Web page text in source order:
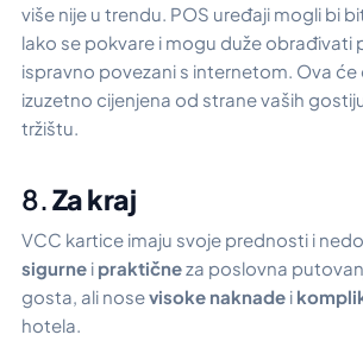
više nije u trendu. POS uređaji mogli bi
lako se pokvare i mogu duže obrađivati
ispravno povezani s internetom. Ova
izuzetno cijenjena od strane vaših
tržištu.
8.Za kraj
VCC kartice imaju svoje prednosti i
sigurne i praktičneza poslovna
gosta, ali nosevisoke naknade i
hotela.